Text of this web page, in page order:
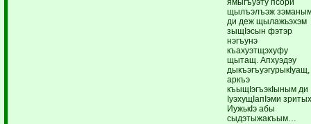
щылъэлъэж
ди деж щылажьэхэм
зыщIэсын фэтэр
нэгъунэ
къахуэтщэхуфу
щытащ. Апхуэдэу
дыкъэгъуэгурыкIуащ,
аркъэ
къыщIэгъэкIыным ди
IуэхущIапIэми
ИужькIэ абы
сыдэтыжакъым…